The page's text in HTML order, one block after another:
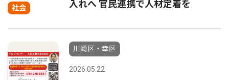
社会
入れへ 官民連携で人材定着を
川崎区・幸区
2026.05.22